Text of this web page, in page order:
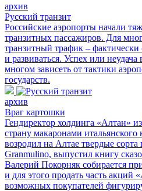
архив
Русский транзит
Российские аэропорты начали
транзитных пассажиров. Для
транзитный трафик –
и развиваться. Успех или неудача
многом зависеть от тактики
государств.
архив
Враг картошки
Гендиректор холдинга «Алтан»
страну макаронами итальянского
возродил на Алтае твердые
Granmulino, выпустил книгу
Валерий Покорняк собирается
и для этого продать часть акций
возможных покупателей